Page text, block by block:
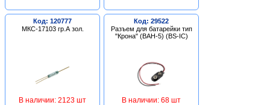
Код: 120777
МКС-17103 гр.А зол.
В наличии: 2123 шт
Код: 29522
Разъем для батарейки тип
"Крона" (BAH-5) (BS-IC)
В наличии: 68 шт